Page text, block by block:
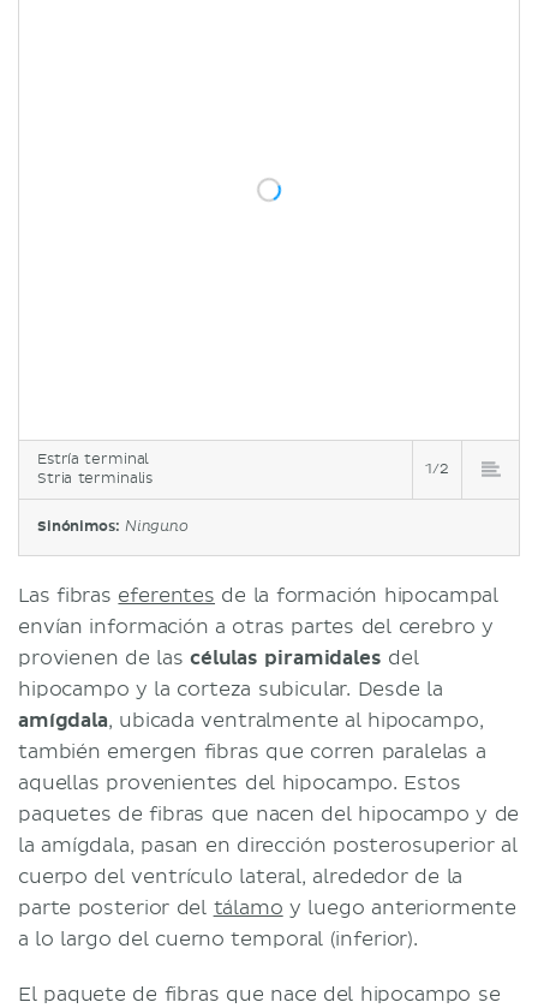
Estría terminal
Stria terminalis
1/2
Sinónimos: Ninguno
Las fibras eferentes de la formación hipocampal
envían información a otras partes del cerebro y
provienen de lascélulas piramidales del
hipocampo y la corteza subicular. Desde la
amígdala, ubicada ventralmente al hipocampo,
también emergen fibras que corren paralelas a
aquellas provenientes del hipocampo. Estos
paquetes de fibras que nacen del hipocampo y de
la amígdala, pasan en dirección posterosuperior al
cuerpo del ventrículo lateral, alrededor de la
parte posterior del tálamo y luego anteriormente
a lo largo del cuerno temporal (inferior).
El paquete de fibras que nace del hipocampo se